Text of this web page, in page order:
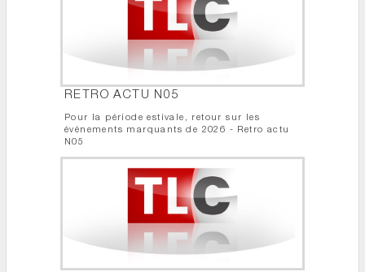
RETRO ACTU N05
Pour la période estivale, retour sur les
événements marquants de 2026 - Retro actu
N05